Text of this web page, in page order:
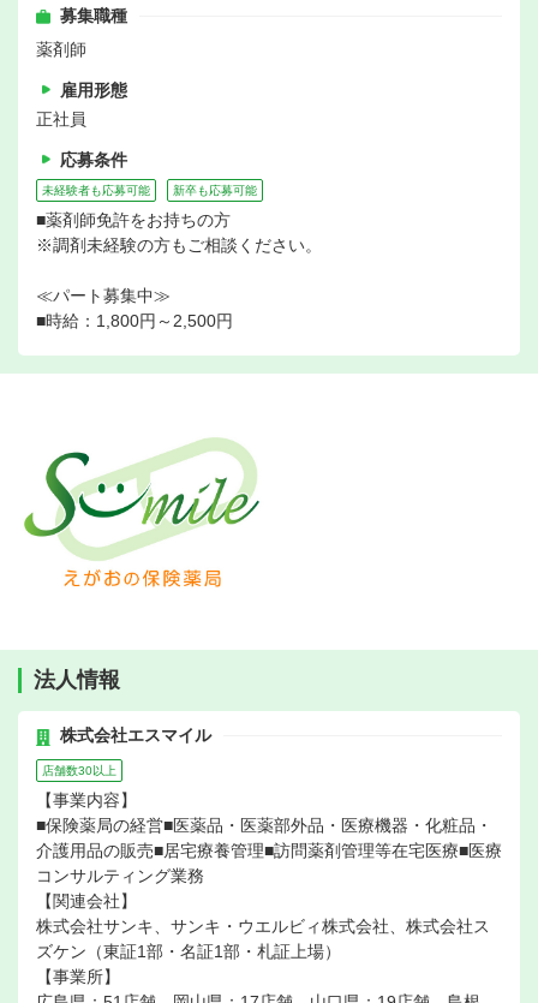
募集職種
薬剤師
雇用形態
正社員
応募条件
未経験者も応募可能 新卒も応募可能
■薬剤師免許をお持ちの方
※調剤未経験の方もご相談ください。
≪パート募集中≫
■時給：1,800円～2,500円
法人情報
株式会社エスマイル
店舗数30以上
【事業内容】
■保険薬局の経営■医薬品・医薬部外品・医療機器・化粧品・
介護用品の販売■居宅療養管理■訪問薬剤管理等在宅医療■医療
コンサルティング業務
【関連会社】
株式会社サンキ、サンキ・ウエルビィ株式会社、株式会社ス
ズケン（東証1部・名証1部・札証上場）
【事業所】